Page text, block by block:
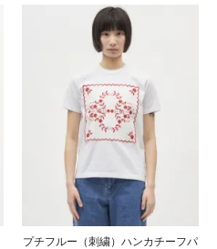
プチフルー（刺繍）ハンカチーフパ